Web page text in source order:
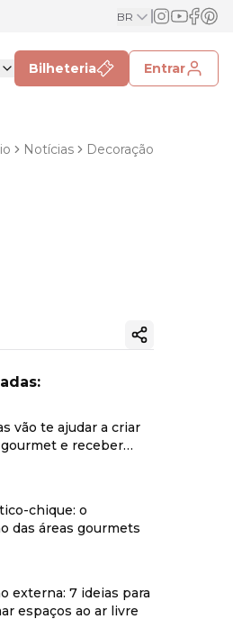
BR
Bilheteria Entrar
Notícias Decoração
Copiar link
vão te ajudar a criar
e receber
chique: o
das áreas gourmets
externa: 7 ideias para
espaços ao ar livre